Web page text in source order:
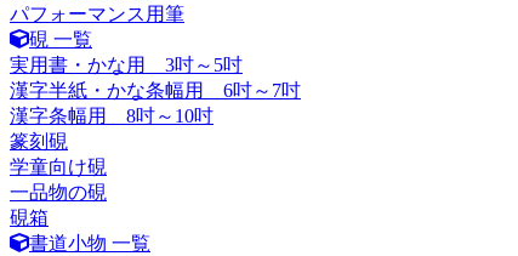
パフォーマンス用筆
硯 一覧
実用書・かな用 3吋～5吋
漢字半紙・かな条幅用 6吋～7吋
漢字条幅用 8吋～10吋
篆刻硯
学童向け硯
一品物の硯
硯箱
書道小物 一覧